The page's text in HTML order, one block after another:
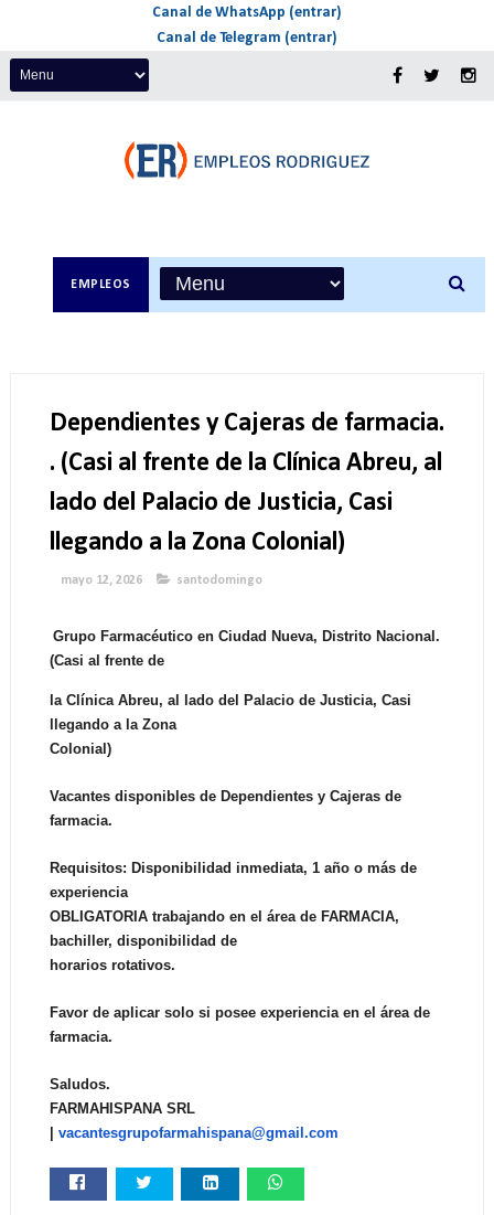
Canal de WhatsApp (entrar)
Canal de Telegram (entrar)
EMPLEOS
Dependientes y Cajeras de farmacia.
. (Casi al frente de la Clínica Abreu, al
lado del Palacio de Justicia, Casi
llegando a la Zona Colonial)
mayo 12, 2026 santodomingo
Grupo Farmacéutico en Ciudad Nueva, Distrito Nacional.
(Casi al frente de
la Clínica Abreu, al lado del Palacio de Justicia, Casi
llegando a la Zona
Colonial)
Vacantes disponibles de Dependientes y Cajeras de
farmacia.
Requisitos: Disponibilidad inmediata, 1 año o más de
experiencia
OBLIGATORIA trabajando en el área de FARMACIA,
bachiller, disponibilidad de
horarios rotativos.
Favor de aplicar solo si posee experiencia en el área de
farmacia.
Saludos.
FARMAHISPANA SRL
vacantesgrupofarmahispana@gmai l.com